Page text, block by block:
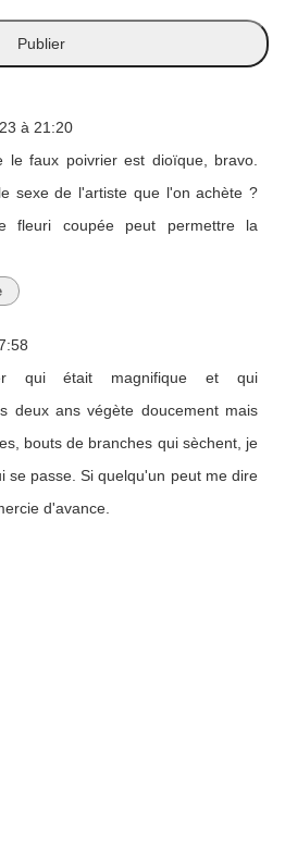
à 21:20
le faux poivrier est dioïque, bravo.
sexe de l'artiste que l'on achète ?
fleuri coupée peut permettre la
qui était magnifique et qui
deux ans végète doucement mais
bouts de branches qui sèchent, je
se passe. Si quelqu'un peut me dire
d'avance.